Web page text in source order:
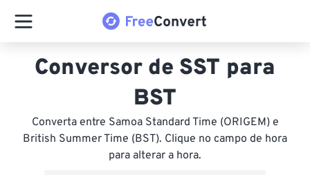
Conversor de SST para
BST
Converta entre Samoa Standard Time (ORIGEM) e
British Summer Time (BST). Clique no campo de hora
para alterar a hora.